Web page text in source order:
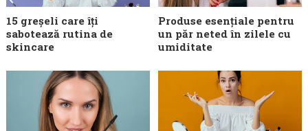
15 greșeli care îți
sabotează rutina de
skincare
Produse esențiale pentru
un păr neted în zilele cu
umiditate